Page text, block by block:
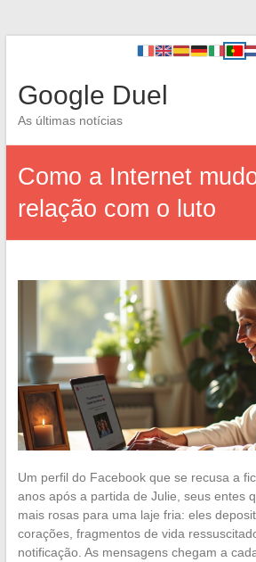
Google Duel
As últimas notícias
Como a Internet
relação com o luto
Um perfil do Facebook que se recusa a
anos após a partida de Julie, seus entes
mais rosas para uma laje fria: eles
corações, fragmentos de vida
notificação. As mensagens chegam a